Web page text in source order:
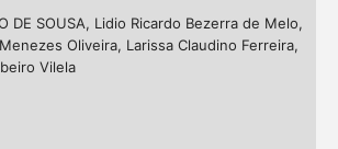
DE SOUSA, Lidio Ricardo Bezerra de Melo,
Oliveira, Larissa Claudino Ferreira,
Vilela